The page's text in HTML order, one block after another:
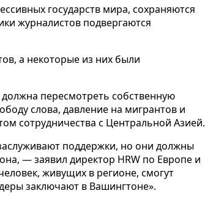
государств мира, сохраняются
журналистов подвергаются
а некоторые из них были
пересмотреть собственную
слова, давление на мигрантов и
сотрудничества с Центральной Азией.
поддержки, но они должны
— заявил директор HRW по Европе и
живущих в регионе, смогут
заключают в Вашингтоне».